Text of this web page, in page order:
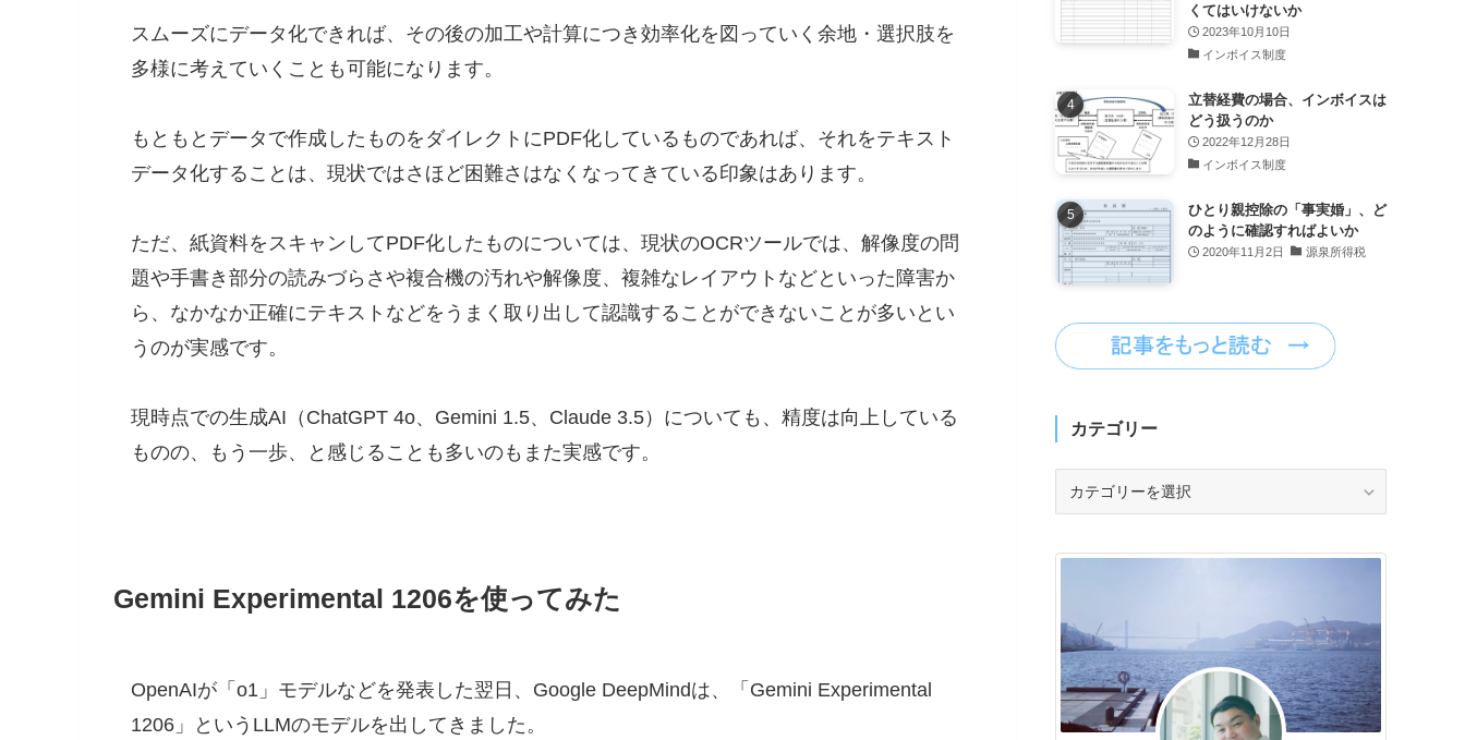
スムーズにデータ化できれば、その後の加工や計算につき効率化を図っていく余地・選択肢を
多様に考えていくことも可能になります。
もともとデータで作成したものをダイレクトにPDF化しているものであれば、それをテキスト
データ化することは、現状ではさほど困難さはなくなってきている印象はあります。
ただ、紙資料をスキャンしてPDF化したものについては、現状のOCRツールでは、解像度の問
題や手書き部分の読みづらさや複合機の汚れや解像度、複雑なレイアウトなどといった障害か
ら、なかなか正確にテキストなどをうまく取り出して認識することができないことが多いとい
うのが実感です。
現時点での生成AI（ChatGPT 4o、Gemini 1.5、Claude 3.5）についても、精度は向上している
ものの、もう一歩、と感じることも多いのもまた実感です。
Gemini Experimental 1206を使ってみた
OpenAIが「o1」モデルなどを発表した翌日、Google DeepMindは、「Gemini Experimental
1206」というLLMのモデルを出してきました。
くてはいけないか
2023年10月10日
インボイス制度
立替経費の場合、インボイスは
どう扱うのか
2022年12月28日
インボイス制度
ひとり親控除の「事実婚」、ど
のように確認すればよいか
2020年11月2日 源泉所得税
カテゴリー
リ